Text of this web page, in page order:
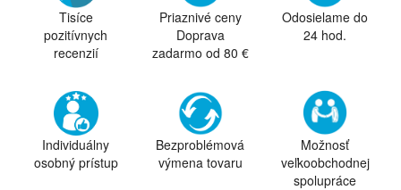
Tisíce
pozitívnych
recenzií
Priaznivé ceny
Doprava
zadarmo od 80 €
Odosielame do
24 hod.
Individuálny
osobný prístup
Bezproblémová
výmena tovaru
Možnosť
veľkoobchodnej
spolupráce